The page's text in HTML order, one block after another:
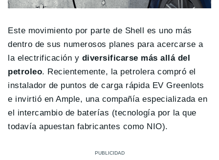
Este movimiento por parte de Shell es uno más
dentro de sus numerosos planes para acercarse a
la electrificación y diversificarse más allá del
petroleo. Recientemente, la petrolera compró el
instalador de puntos de carga rápida EV Greenlots
e invirtió en Ample, una compañía especializada en
el intercambio de baterías (tecnología por la que
todavía apuestan fabricantes como NIO).